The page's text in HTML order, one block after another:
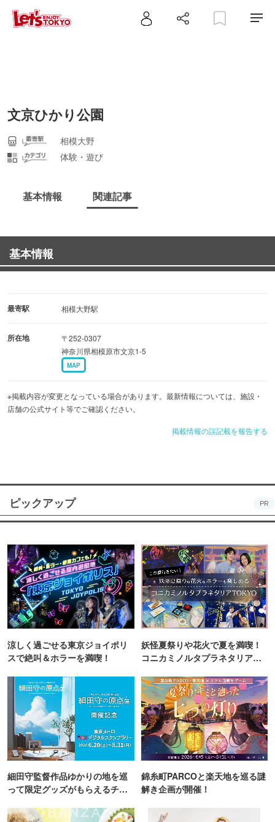
文京ひかり公園
相模大野
体験・遊び
基本情報 関連記事
基本情報
最寄駅 相模大野駅
所在地
〒252-0307
神奈川県相模原市文京1-5
MAP
※掲載内容が変更となっている場合があります。最新情報については、施設・
店舗の公式サイト等でご確認ください。
掲載情報の誤記載を報告する
ピックアップ PR
涼しく過ごせる東京ジョイポリ
スで絶叫＆ホラーを満喫！
妖怪夏祭りや花火で夏を満喫！
コニカミノルタプラネタリア
細田守監督作品ゆかりの地を巡
って限定グッズがもらえるチャ
錦糸町PARCOと楽天地を巡る謎
解き企画が開催！